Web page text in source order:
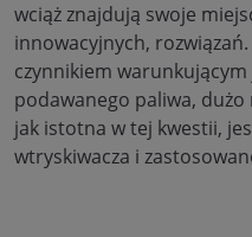
wciąż znajdują swoje
innowacyjnych,
czynnikiem
podawanego paliwa,
jak istotna w tej kwestii,
wtryskiwacza i